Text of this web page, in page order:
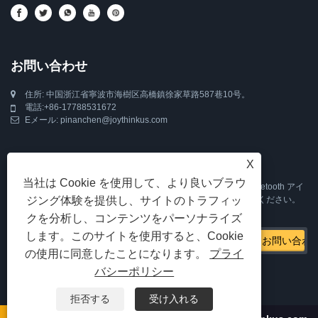
お問い合わせ
住所: 中国浙江省寧波市海樹区高橋鎮徐家草路587巷10号。
電話:+86-17788531672
Eメール: pinanchen@joythinkus.com
睡眠用ヘッドフォン、Bluetooth 付きスリープマスク、睡眠用 Bluetooth アイ
マスク、または価格表に関するお問い合わせは、メールに残してください。
24 時間以内にご連絡いたします。
著作権 © 2024 寧波羅辰技術有限公司すべての権利予約。
X
当社は Cookie を使用して、より良いブラウ
ジング体験を提供し、サイトのトラフィッ
クを分析し、コンテンツをパーソナライズ
します。このサイトを使用すると、Cookie
の使用に同意したことになります。 プライ
バシーポリシー
拒否する
受け入れる